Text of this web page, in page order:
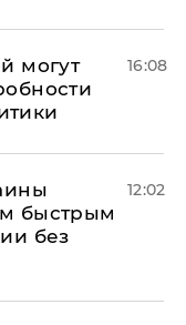
могут
16:08
быстрым
без
12:02